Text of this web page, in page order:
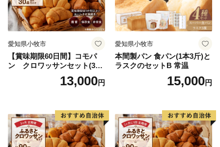
愛知県小牧市
【賞味期限60日間】コモパ
ン クロワッサンセット(30
個入り)／災害用備蓄 保存食
非常食 防災グッズにも
13,000円
愛知県小牧市
本間製パン 食パン(1本3斤)と
ラスクのセットB 常温
15,000円